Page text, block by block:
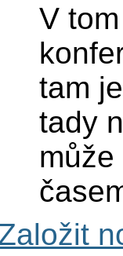
V
tam
tady